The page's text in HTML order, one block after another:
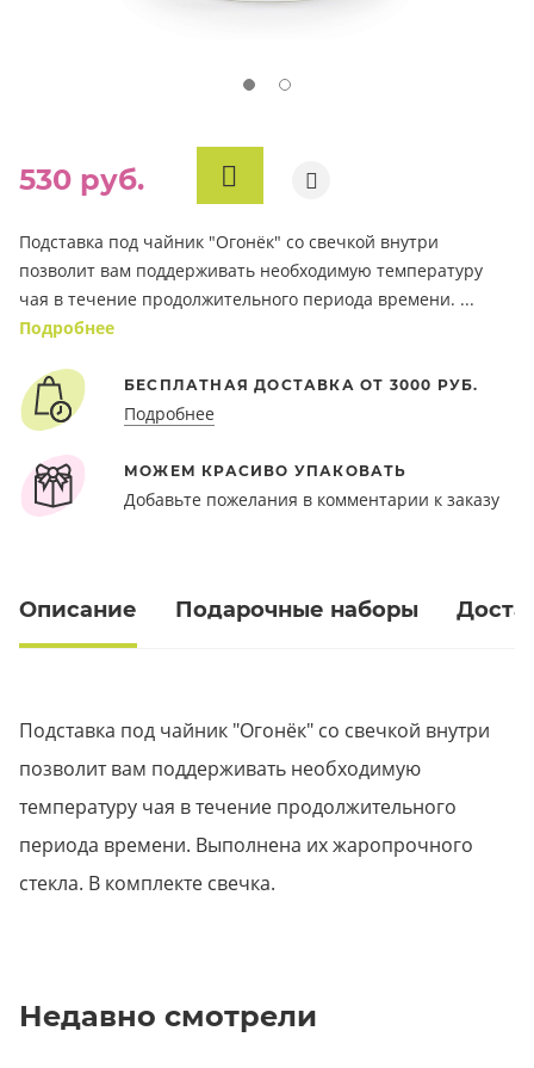
530 руб.
Подставка под чайник "Огонёк" со свечкой внутри
позволит вам поддерживать необходимую температуру
чая в течение продолжительного периода времени. ...
Подробнее
БЕСПЛАТНАЯ ДОСТАВКА ОТ 3000 РУБ.
Подробнее
МОЖЕМ КРАСИВО УПАКОВАТЬ
Добавьте пожелания в комментарии к заказу
Описание Подарочные наборы
Подставка под чайник "Огонёк" со свечкой внутри
позволит вам поддерживать необходимую
температуру чая в течение продолжительного
периода времени. Выполнена их жаропрочного
стекла. В комплекте свечка.
Недавно смотрели